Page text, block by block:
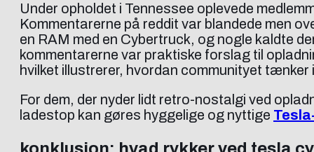
Under opholdet i Tennessee oplevede
Kommentarerne på reddit var blandede men
en RAM med en Cybertruck, og nogle kaldte
kommentarerne var praktiske forslag til
hvilket illustrerer, hvordan communityet
For dem, der nyder lidt retro-nostalgi ved
ladestop kan gøres hyggelige og nyttige